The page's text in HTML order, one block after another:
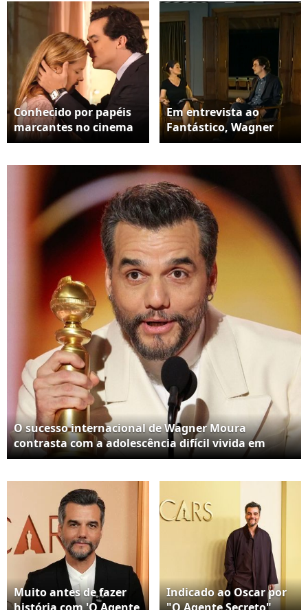
uma carreira que o levou ao reconhecimento
mundial; O ator aparece na foto ao lado de sua
esposa Sandra Delgado
Conhecido por papéis
marcantes no cinema
e na televisão, Wagner
visto como galã. O ator
relembrou que até
estranhou quando foi
escolhido por Miguel
Falabella para
protagonizar 'A Lua Me
Disse' ao lado de
Adriana Esteves
Em entrevista ao
Fantástico, Wagner
Moura contou que
família do sertão da
Bahia, onde a
estabilidade
profissional era
prioridade. O sonho da
atuação, no entanto,
falou mais alto e
mudou
completamente sua
trajetória
O sucesso internacional de Wagner Moura
contrasta com a adolescência difícil vivida em
Salvador. Em entrevista à TV Globo, o ator contou
encontrou no teatro o caminho que transformou
sua vida
Muito antes de fazer
história com 'O Agente
Indicado ao Oscar por
"O Agente Secreto",